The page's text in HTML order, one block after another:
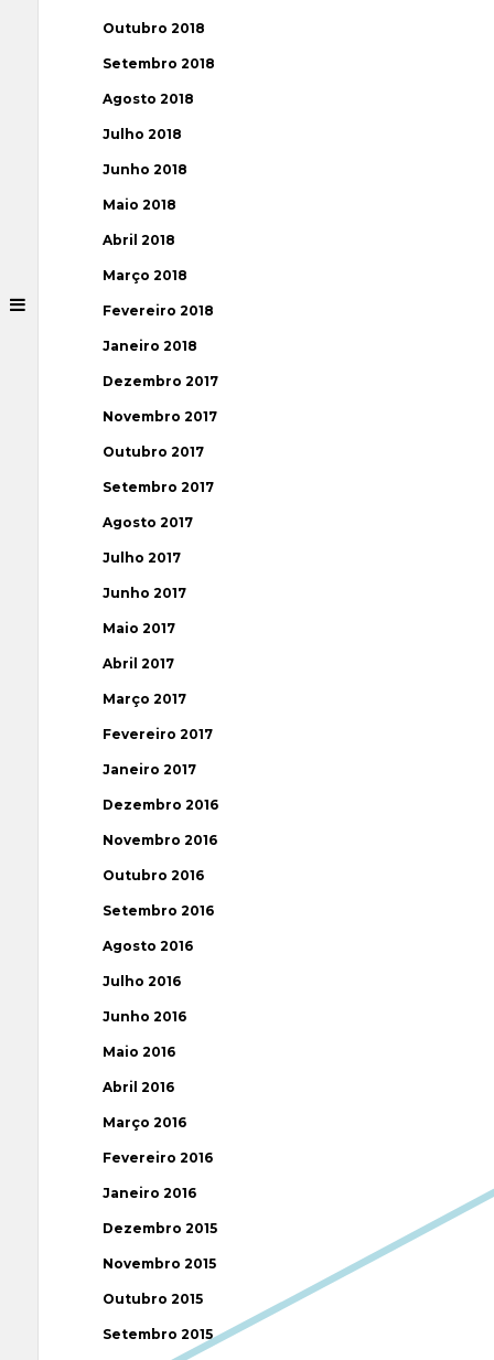
Outubro 2018
Setembro 2018
Agosto 2018
Julho 2018
Junho 2018
Maio 2018
Abril 2018
Março 2018
Fevereiro 2018
Janeiro 2018
Dezembro 2017
Novembro 2017
Outubro 2017
Setembro 2017
Agosto 2017
Julho 2017
Junho 2017
Maio 2017
Abril 2017
Março 2017
Fevereiro 2017
Janeiro 2017
Dezembro 2016
Novembro 2016
Outubro 2016
Setembro 2016
Agosto 2016
Julho 2016
Junho 2016
Maio 2016
Abril 2016
Março 2016
Fevereiro 2016
Janeiro 2016
Dezembro 2015
Novembro 2015
Outubro 2015
Setembro 2015